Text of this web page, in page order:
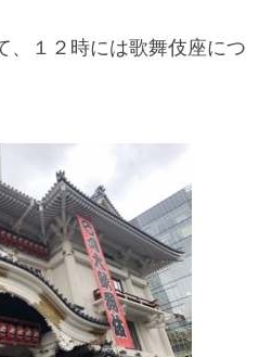
、１２時には歌舞伎座につ